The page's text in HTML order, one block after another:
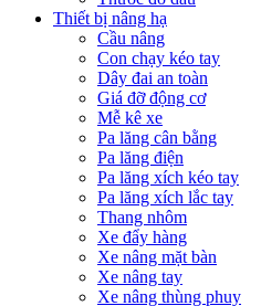
Thiết bị nâng hạ
Cầu nâng
Con chạy kéo tay
Dây đai an toàn
Giá đỡ động cơ
Mễ kê xe
Pa lăng cân bằng
Pa lăng điện
Pa lăng xích kéo tay
Pa lăng xích lắc tay
Thang nhôm
Xe đẩy hàng
Xe nâng mặt bàn
Xe nâng tay
Xe nâng thùng phuy